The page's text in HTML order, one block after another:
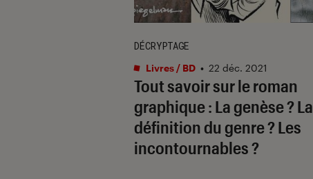
Tout savoir sur le roman
graphique : La genèse ? La
définition du genre ? Les
incontournables ?
DÉCRYPTAGE
Livres / BD • 22 déc. 2021